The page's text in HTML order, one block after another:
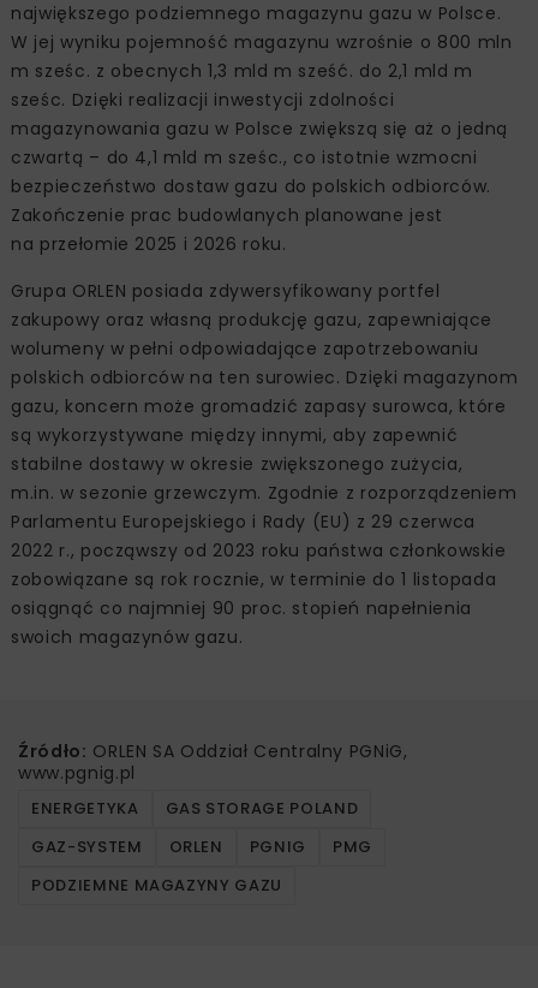
największego podziemnego magazynu gazu w Polsce.
W jej wyniku pojemność magazynu wzrośnie o 800 mln
m sześc. z obecnych 1,3 mld m sześć. do 2,1 mld m
sześc. Dzięki realizacji inwestycji zdolności
magazynowania gazu w Polsce zwiększą się aż o jedną
czwartą – do 4,1 mld m sześc., co istotnie wzmocni
bezpieczeństwo dostaw gazu do polskich odbiorców.
Zakończenie prac budowlanych planowane jest
na przełomie 2025 i 2026 roku.
Grupa ORLEN posiada zdywersyfikowany portfel
zakupowy oraz własną produkcję gazu, zapewniające
wolumeny w pełni odpowiadające zapotrzebowaniu
polskich odbiorców na ten surowiec. Dzięki magazynom
gazu, koncern może gromadzić zapasy surowca, które
są wykorzystywane między innymi, aby zapewnić
stabilne dostawy w okresie zwiększonego zużycia,
m.in. w sezonie grzewczym. Zgodnie z rozporządzeniem
Parlamentu Europejskiego i Rady (EU) z 29 czerwca
2022 r., począwszy od 2023 roku państwa członkowskie
zobowiązane są rok rocznie, w terminie do 1 listopada
osiągnąć co najmniej 90 proc. stopień napełnienia
swoich magazynów gazu.
Źródło: ORLEN SA Oddział Centralny PGNiG,
www.pgnig.pl
ENERGETYKA
GAS STORAGE POLAND
GAZ-SYSTEM
ORLEN PGNIG
PMG
PODZIEMNE MAGAZYNY GAZU